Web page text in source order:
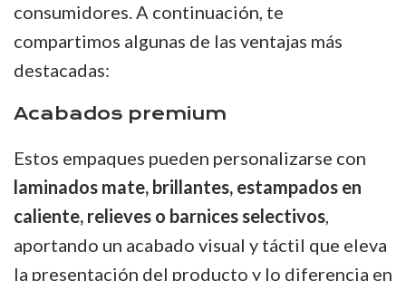
consumidores. A continuación, te
compartimos algunas de las ventajas más
destacadas:
Acabados premium
Estos empaques pueden personalizarse con
laminados mate, brillantes, estampados en
caliente, relieves o barnices selectivos,
aportando un acabado visual y táctil que eleva
la presentación del producto y lo diferencia en